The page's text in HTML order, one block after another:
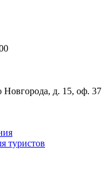
Новгорода, д. 15, оф. 37
туристов